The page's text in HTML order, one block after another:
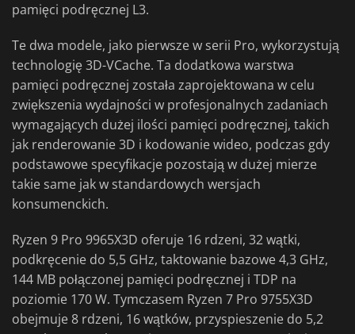
pamięci podręcznej L3.
Te dwa modele, jako pierwsze w serii Pro, wykorzystują
technologię 3D-VCache. Ta dodatkowa warstwa
pamięci podręcznej została zaprojektowana w celu
zwiększenia wydajności w profesjonalnych zadaniach
wymagających dużej ilości pamięci podręcznej, takich
jak renderowanie 3D i kodowanie wideo, podczas gdy
podstawowe specyfikacje pozostają w dużej mierze
takie same jak w standardowych wersjach
konsumenckich.
Ryzen 9 Pro 9965X3D oferuje 16 rdzeni, 32 wątki,
podkręcenie do 5,5 GHz, taktowanie bazowe 4,3 GHz,
144 MB połączonej pamięci podręcznej i TDP na
poziomie 170 W. Tymczasem Ryzen 7 Pro 9755X3D
obejmuje 8 rdzeni, 16 wątków, przyspieszenie do 5,2